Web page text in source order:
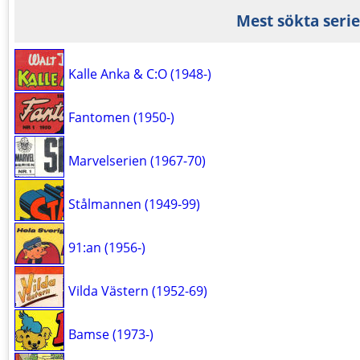
Mest sökta
Kalle Anka & C:O (1948-)
Fantomen (1950-)
Marvelserien (1967-70)
Stålmannen (1949-99)
91:an (1956-)
Vilda Västern (1952-69)
Bamse (1973-)